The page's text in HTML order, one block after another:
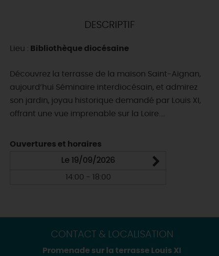
DEMAIN
CETTE SEMAINE
DESCRIPTIF
Lieu : Bibliothèque diocésaine
Découvrez la terrasse de la maison Saint-Aignan,
aujourd’hui Séminaire interdiocésain, et admirez
son jardin, joyau historique demandé par Louis XI,
offrant une vue imprenable sur la Loire....
Ouvertures et horaires
Le 19/09/2026
14:00 - 18:00
CONTACT & LOCALISATION
Promenade sur la terrasse Louis XI